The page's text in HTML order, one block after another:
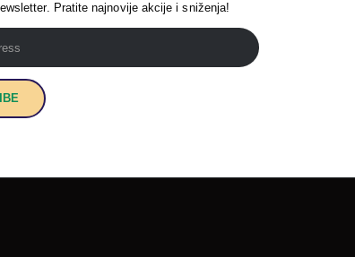
Pratite najnovije akcije i sniženja!